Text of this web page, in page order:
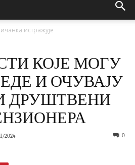
истражује
КОЈЕ МОГУ
И ОЧУВАЈУ
ДРУШТВЕНИ
2024 0